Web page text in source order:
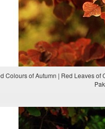
Colours of Autumn | Red Leaves